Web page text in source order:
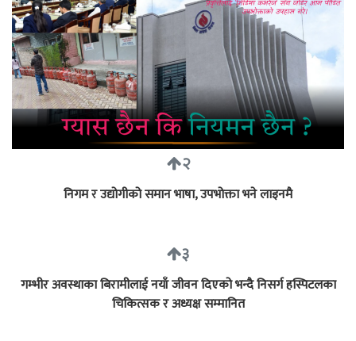
२
निगम र उद्योगीको समान भाषा, उपभोक्ता भने लाइनमै
३
गम्भीर अवस्थाका बिरामीलाई नयाँ जीवन दिएको भन्दै निसर्ग हस्पिटलका
चिकित्सक र अध्यक्ष सम्मानित